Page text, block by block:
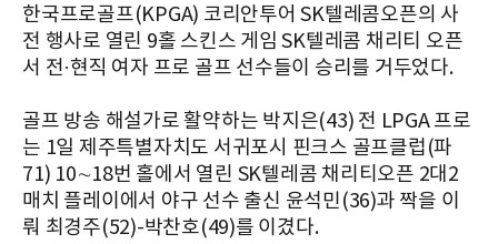
한국프로골프(KPGA) 코리안투어 SK텔레콤오픈의 사
전 행사로 열린 9홀 스킨스 게임 SK텔레콤 채리티 오픈
서 전·현직 여자 프로 골프 선수들이 승리를 거두었다.
골프 방송 해설가로 활약하는 박지은(43) 전 LPGA 프로
는 1일 제주특별자치도 서귀포시 핀크스 골프클럽(파
71) 10∼18번 홀에서 열린 SK텔레콤 채리티오픈 2대2
매치 플레이에서 야구 선수 출신 윤석민(36)과 짝을 이
뤄 최경주(52)-박찬호(49)를 이겼다.